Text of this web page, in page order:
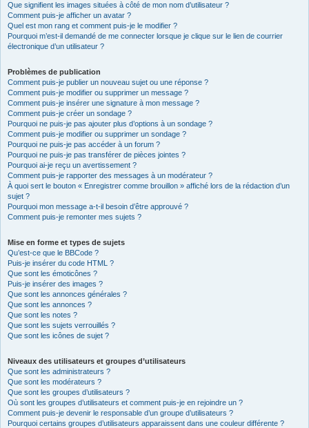
Que signifient les images situées à côté de mon nom d’utilisateur ?
Comment puis-je afficher un avatar ?
Quel est mon rang et comment puis-je le modifier ?
Pourquoi m’est-il demandé de me connecter lorsque je clique sur le lien de courrier
électronique d’un utilisateur ?
Problèmes de publication
Comment puis-je publier un nouveau sujet ou une réponse ?
Comment puis-je modifier ou supprimer un message ?
Comment puis-je insérer une signature à mon message ?
Comment puis-je créer un sondage ?
Pourquoi ne puis-je pas ajouter plus d’options à un sondage ?
Comment puis-je modifier ou supprimer un sondage ?
Pourquoi ne puis-je pas accéder à un forum ?
Pourquoi ne puis-je pas transférer de pièces jointes ?
Pourquoi ai-je reçu un avertissement ?
Comment puis-je rapporter des messages à un modérateur ?
À quoi sert le bouton « Enregistrer comme brouillon » affiché lors de la rédaction d’un
sujet ?
Pourquoi mon message a-t-il besoin d’être approuvé ?
Comment puis-je remonter mes sujets ?
Mise en forme et types de sujets
Qu’est-ce que le BBCode ?
Puis-je insérer du code HTML ?
Que sont les émoticônes ?
Puis-je insérer des images ?
Que sont les annonces générales ?
Que sont les annonces ?
Que sont les notes ?
Que sont les sujets verrouillés ?
Que sont les icônes de sujet ?
Niveaux des utilisateurs et groupes d’utilisateurs
Que sont les administrateurs ?
Que sont les modérateurs ?
Que sont les groupes d’utilisateurs ?
Où sont les groupes d’utilisateurs et comment puis-je en rejoindre un ?
Comment puis-je devenir le responsable d’un groupe d’utilisateurs ?
Pourquoi certains groupes d’utilisateurs apparaissent dans une couleur différente ?